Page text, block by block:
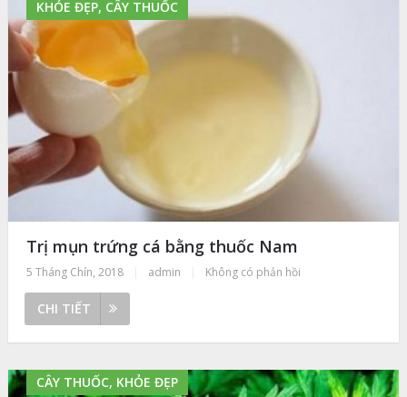
KHỎE ĐẸP, CÂY THUỐC
Trị mụn trứng cá bằng thuốc Nam
5 Tháng Chín, 2018 admin Không có phản hồi
CHI TIẾT
CÂY THUỐC, KHỎE ĐẸP